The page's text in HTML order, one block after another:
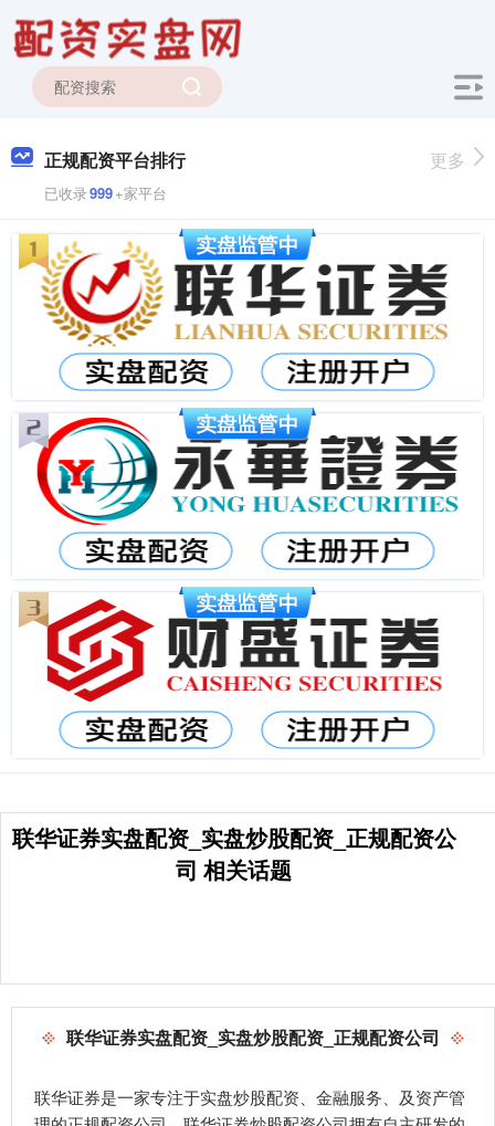
正规配资平台排行
已收录999+家平台
更多
联华证券实盘配资_实盘炒股配资_正规配资公
司 相关话题
联华证券实盘配资_实盘炒股配资_正规配资公司
联华证券是一家专注于实盘炒股配资、金融服务、及资产管